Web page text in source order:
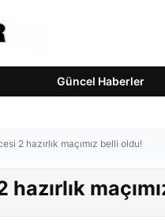
Güncel Haberler
2 hazırlık maçımız belli oldu!